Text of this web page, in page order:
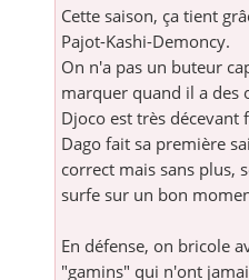
Cette saison, ça tient
Pajot-Kashi-Demoncy.
On n'a pas un buteur
marquer quand il a des
Djoco est très décevant
Dago fait sa première
correct mais sans plus,
surfe sur un bon
En défense, on bricole
"gamins" qui n'ont